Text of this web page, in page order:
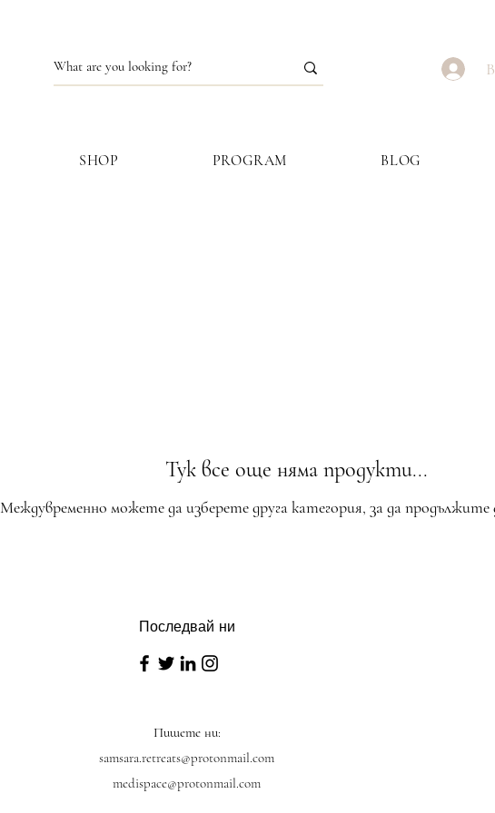
SHOP PROGRAM BLOG
Тук все още няма продукти...
Междувременно можете да изберете друга категория, за да продължите
Последвай ни
Пишете ни:
samsara.retreats@protonmail.com
medispace@protonmail.com